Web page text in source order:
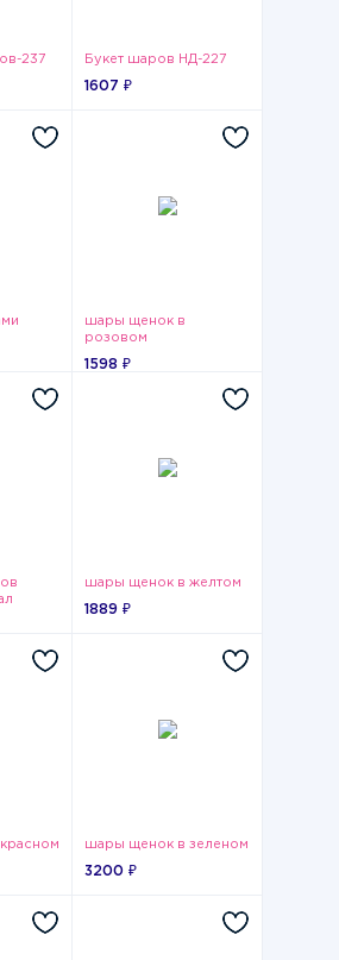
237 Букет шаров НД-227
1607 ₽
шары щенок в
розовом
1598 ₽
шары щенок в желтом
1889 ₽
шары щенок в зеленом
3200 ₽